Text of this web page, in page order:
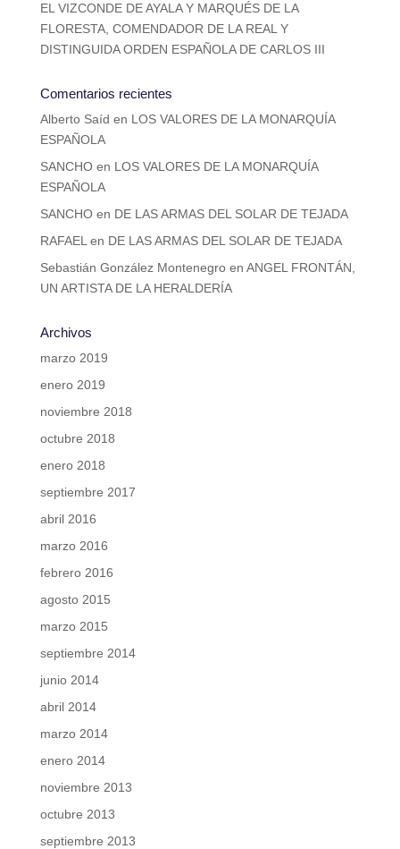
EL VIZCONDE DE AYALA Y MARQUÉS DE LA
FLORESTA, COMENDADOR DE LA REAL Y
DISTINGUIDA ORDEN ESPAÑOLA DE CARLOS III
Comentarios recientes
Alberto Saíd en LOS VALORES DE LA MONARQUÍA
ESPAÑOLA
SANCHOen LOS VALORES DE LA MONARQUÍA
ESPAÑOLA
SANCHOen DE LAS ARMAS DEL SOLAR DE TEJADA
RAFAEL en DE LAS ARMAS DEL SOLAR DE TEJADA
Sebastián González Montenegroen ANGEL FRONTÁN,
UN ARTISTA DE LA HERALDERÍA
Archivos
marzo 2019
enero 2019
noviembre 2018
octubre 2018
enero 2018
septiembre 2017
abril 2016
marzo 2016
febrero 2016
agosto 2015
marzo 2015
septiembre 2014
junio 2014
abril 2014
marzo 2014
enero 2014
noviembre 2013
octubre 2013
septiembre 2013